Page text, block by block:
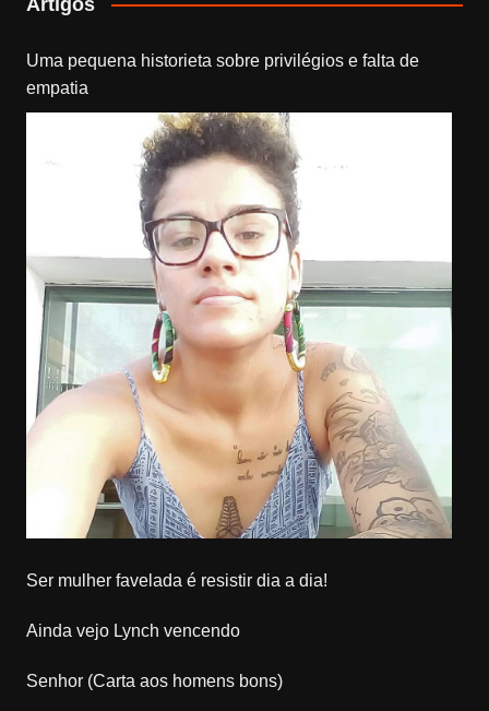
Uma pequena historieta sobre privilégios e falta de
empatia
Ser mulher favelada é resistir dia a dia!
Ainda vejo Lynch vencendo
Senhor (Carta aos homens bons)